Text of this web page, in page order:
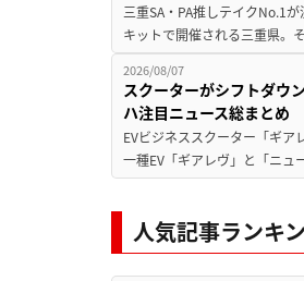
三重SA・PA推しテイクNo.1
キットで開催される三重県。
2026/08/07
スクーターがシフトダウ
ハ注目ニュース総まとめ
EVビジネススクーター「ギ
一種EV「ギアレヴ」と「ニ
人気記事ランキ